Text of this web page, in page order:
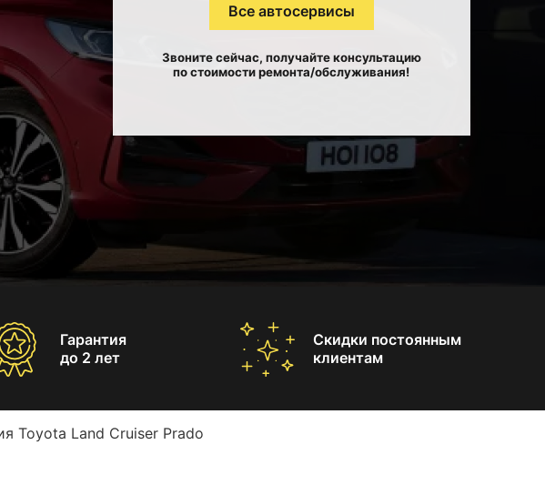
Все автосервисы
Звоните сейчас, получайте консультацию
по стоимости ремонта/обслуживания!
Гарантия
до 2 лет
Скидки постоянным
клиентам
Toyota Land Cruiser Prado